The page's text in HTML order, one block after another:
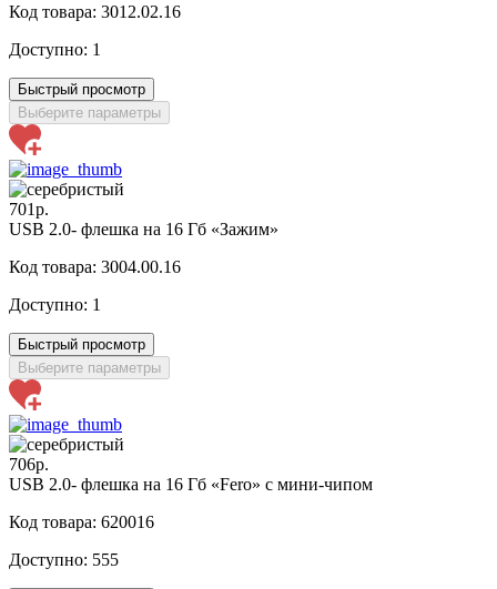
Код товара: 3012.02.16
Доступно: 1
Быстрый просмотр
Выберите параметры
701р.
USB 2.0- флешка на 16 Гб «Зажим»
Код товара: 3004.00.16
Доступно: 1
Быстрый просмотр
Выберите параметры
706р.
USB 2.0- флешка на 16 Гб «Fero» с мини-чипом
Код товара: 620016
Доступно: 555